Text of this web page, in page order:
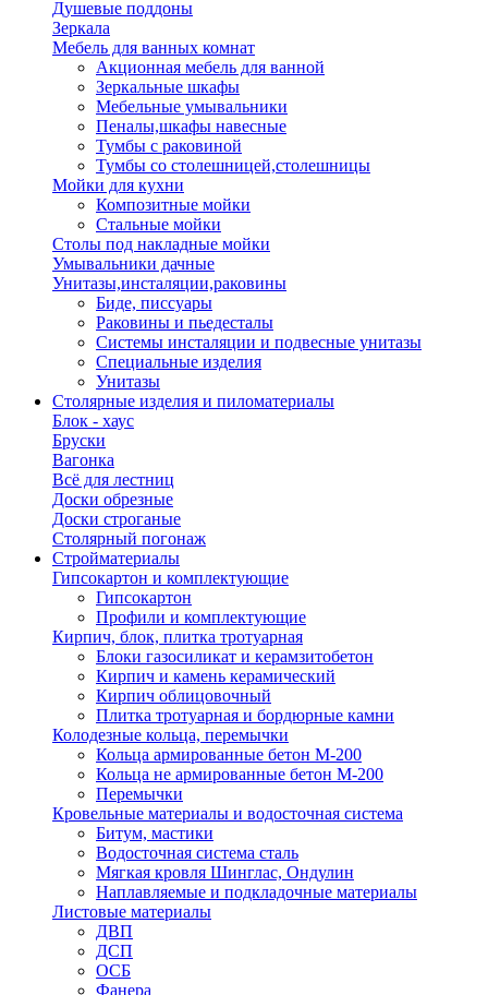
Душевые поддоны
Зеркала
Мебель для ванных комнат
Акционная мебель для ванной
Зеркальные шкафы
Мебельные умывальники
Пеналы,шкафы навесные
Тумбы с раковиной
Тумбы со столешницей,столешницы
Мойки для кухни
Композитные мойки
Стальные мойки
Столы под накладные мойки
Умывальники дачные
Унитазы,инсталяции,раковины
Биде, писсуары
Раковины и пьедесталы
Системы инсталяции и подвесные унитазы
Специальные изделия
Унитазы
Столярные изделия и пиломатериалы
Блок - хаус
Бруски
Вагонка
Всё для лестниц
Доски обрезные
Доски строганые
Столярный погонаж
Стройматериалы
Гипсокартон и комплектующие
Гипсокартон
Профили и комплектующие
Кирпич, блок, плитка тротуарная
Блоки газосиликат и керамзитобетон
Кирпич и камень керамический
Кирпич облицовочный
Плитка тротуарная и бордюрные камни
Колодезные кольца, перемычки
Кольца армированные бетон М-200
Кольца не армированные бетон М-200
Перемычки
Кровельные материалы и водосточная система
Битум, мастики
Водосточная система сталь
Мягкая кровля Шинглас, Ондулин
Наплавляемые и подкладочные материалы
Листовые материалы
ДВП
ДСП
ОСБ
Фанера